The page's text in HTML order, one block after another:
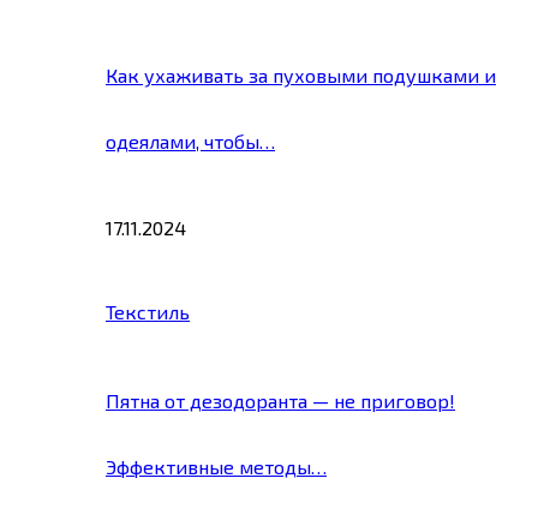
Как ухаживать за пуховыми подушками и
одеялами, чтобы…
17.11.2024
Текстиль
Пятна от дезодоранта — не приговор!
Эффективные методы…